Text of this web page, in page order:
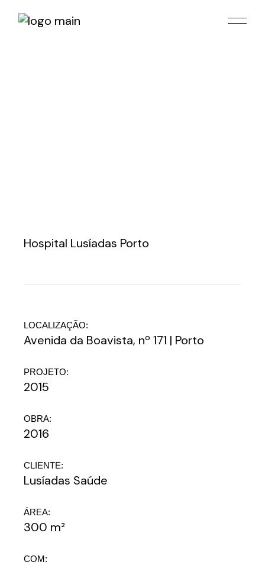
Hospital Lusíadas Porto
LOCALIZAÇÃO:
Avenida da Boavista, nº 171 | Porto
PROJETO:
2015
OBRA:
2016
CLIENTE:
Lusíadas Saúde
ÁREA:
300 m²
COM: